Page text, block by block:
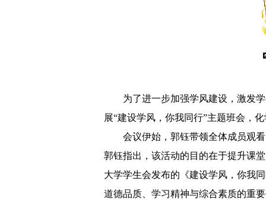
为了进一步加强学风建设，激发
展“建设学风，你我同行”主题班会，
会议伊始，郭钰带领全体成员观看
郭钰指出，该活动的目的在于提升课
大学学生会发布的《建设学风，你我
道德品质、学习精神与综合素质的重